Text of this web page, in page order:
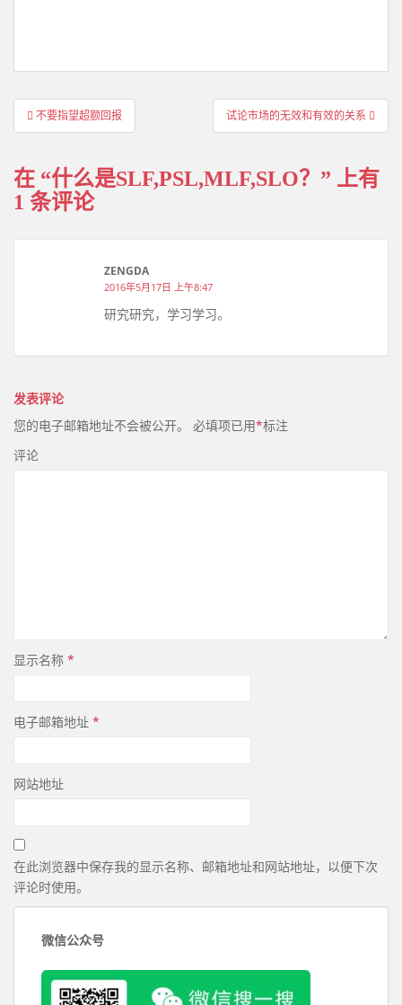
文
章
航
不要指望超额回报 试论市场的无效和有效的关系
在 “什么是SLF,PSL,MLF,SLO？ ” 上有
1 条评论
ZENGDA
2016年5月17日 上午8:47
研究研究，学习学习。
发表评论
您的电子邮箱地址不会被公开。 必填项已用*标注
评论
显示名称 *
电子邮箱地址 *
网站地址
在此浏览器中保存我的显示名称、邮箱地址和网站地址，以便下次
评论时使用。
微信公众号